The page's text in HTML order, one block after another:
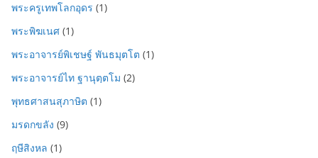
พระครูเทพโลกอุดร (1)
พระพิฆเนศ (1)
พระอาจารย์พิเชษฐ์ พันธมุตโต (1)
พระอาจารย์ไท ฐานุตฺตโม (2)
พุทธศาสนสุภาษิต (1)
มรดกขลัง (9)
ฤษีสิงหล (1)